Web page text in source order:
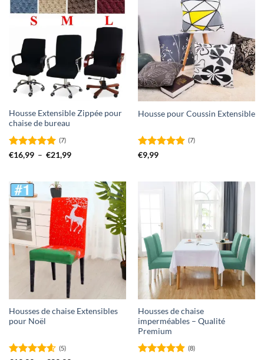
Housse Extensible Zippée pour
chaise de bureau
Note5 sur
(7)
€16,99 – €21,99Plage
à
€21,99
Housse pour Coussin Extensible
Note
(7)
€9,99
Housses de chaise Extensibles
pour Noël
(5)
Housses de chaise
imperméables – Qualité
Premium
(8)